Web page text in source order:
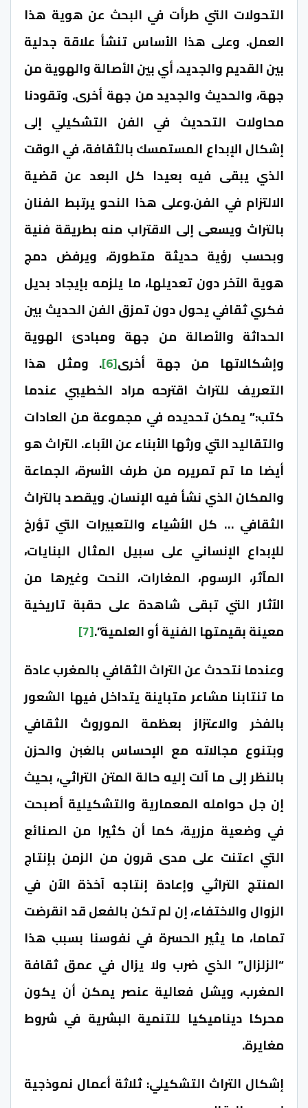
التحولات التي طرأت في البحث عن هوية هذا
العمل. وعلى هذا الأساس تنشأ علاقة جدلية
بين القديم والجديد، أي بين الأصالة والهوية من
جهة، والحديث والجديد من جهة أخرى. وتقودنا
محاولات التحديث في الفن التشكيلي إلى
إشكال الإبداع المستمسك بالثقافة، في الوقت
الذي يبقى فيه بعيدا كل البعد عن قضية
الالتزام في الفن.وعلى هذا النحو يرتبط الفنان
بالتراث ويسعى إلى الاقتراب منه بطريقة فنية
وبحسب رؤية حديثة متطورة، ويرفض دمج
هوية الآخر دون تعديلها، ما يلزمه بإيجاد بديل
فكري ثقافي يحول دون تمزق الفن الحديث بين
الحداثة والأصالة من جهة ومبادئ الهوية
وإشكالاتها من جهة أخرى[6] . ومثل هذا
التعريف للتراث اقترحه مراد الخطيبي عندما
كتب:” يمكن تحديده في مجموعة من العادات
والتقاليد التي ورثها الأبناء عن الآباء. التراث هو
أيضا ما تم تمريره من طرف الأسرة، الجماعة
والمكان الذي نشأ فيه الإنسان. ويقصد بالتراث
الثقافي … كل الأشياء والتعبيرات التي تؤرخ
للإبداع الإنساني على سبيل المثال البنايات،
المآثر، الرسوم، المغارات، النحت وغيرها من
الآثار التي تبقى شاهدة على حقبة تاريخية
معينة بقيمتها الفنية أو العلمية”.[7]
وعندما نتحدث عن التراث الثقافي بالمغرب عادة
ما تنتابنا مشاعر متباينة يتداخل فيها الشعور
بالفخر والاعتزاز بعظمة الموروث الثقافي
وبتنوع مجالاته مع الإحساس بالغبن والحزن
بالنظر إلى ما آلت إليه حالة المتن التراثي، بحيث
إن جل حوامله المعمارية والتشكيلية أصبحت
في وضعية مزرية، كما أن كثيرا من الصنائع
التي اعتنت على مدى قرون من الزمن بإنتاج
المنتج التراثي وإعادة إنتاجه آخذة الآن في
الزوال والاختفاء، إن لم تكن بالفعل قد انقرضت
تماما، ما يثير الحسرة في نفوسنا بسبب هذا
“الزلزال” الذي ضرب ولا يزال في عمق ثقافة
المغرب، ويشل فعالية عنصر يمكن أن يكون
محركا ديناميكيا للتنمية البشرية في شروط
مغايرة.
إشكال التراث التشكيلي: ثلاثة أعمال نموذجية